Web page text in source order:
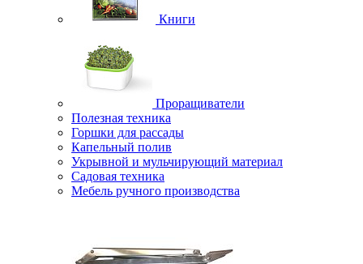
Книги
Проращиватели
Полезная техника
Горшки для рассады
Капельный полив
Укрывной и мульчирующий материал
Садовая техника
Мебель ручного производства